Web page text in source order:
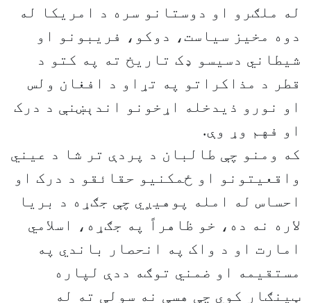
له ملګرو او دوستانو سره د امریکا له
دوه مخيز سياست، دوکو، فريبونو او
شيطاني دسيسو ډک تاريخ ته په کتو د
قطر د مذاکراتو په تړاو د افغان ولس
او نورو ذيدخله اړخونو اندېښنې د درک
او فهم وړ وې.
که ومنو چې طالبان د پردې تر شا د عيني
واقعيتونو او ځمکنيو حقائقو د درک او
احساس له امله پوهيږي چې جګړه د بريا
لاره نه ده، خو ظاهراً په جګړه، اسلامي
امارت او د واک په انحصار باندي په
مستقيمه او ضمني توګه ددې لپاره
ټينګار کوي چې هسې نه سولې ته له